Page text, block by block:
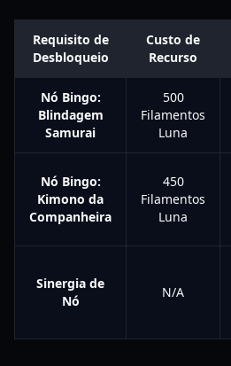
Requisito de
Desbloqueio
Custo de
Recurso
Nó Bingo:
Blindagem
Samurai
500
Filamentos
Luna
Nó Bingo:
Kimono da
Companheira
450
Filamentos
Luna
Sinergia de
Nó
N/A